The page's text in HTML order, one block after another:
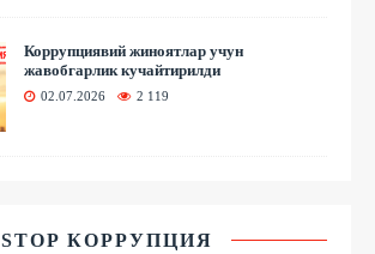
Коррупциявий жиноятлар учун
жавобгарлик кучайтирилди
02.07.2026 2 119
STOP КОРРУПЦИЯ